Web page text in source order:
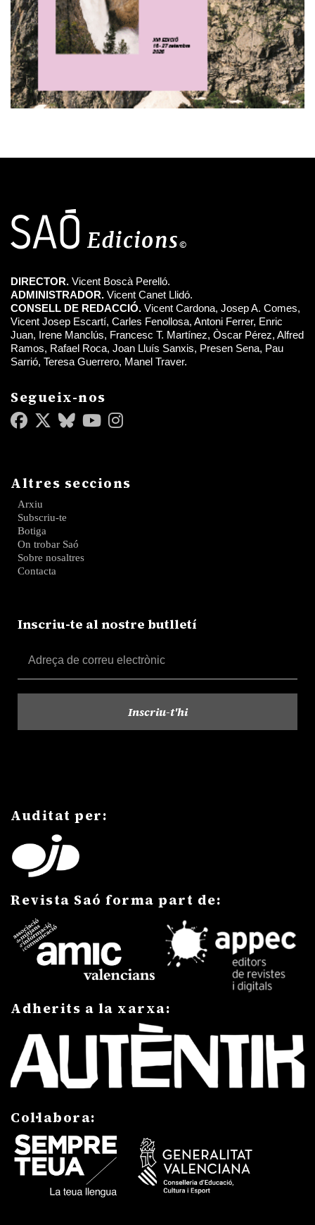
DIRECTOR. Vicent Boscà Perelló.
ADMINISTRADOR. Vicent Canet Llidó.
CONSELL DE REDACCIÓ. Vicent Cardona, Josep A. Comes,
Vicent Josep Escartí, Carles Fenollosa, Antoni Ferrer, Enric
Juan, Irene Manclús, Francesc T. Martínez, Òscar Pérez, Alfred
Ramos, Rafael Roca, Joan Lluís Sanxis, Presen Sena, Pau
Sarrió, Teresa Guerrero, Manel Traver.
Segueix-nos
Altres seccions
Arxiu
Subscriu-te
Botiga
On trobar Saó
Sobre nosaltres
Contacta
Inscriu-te al nostre butlletí
Auditat per:
Revista Saó forma part de:
Adherits a la xarxa:
Col·labora: